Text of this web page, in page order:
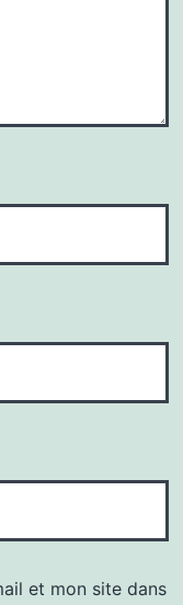
et mon site dans